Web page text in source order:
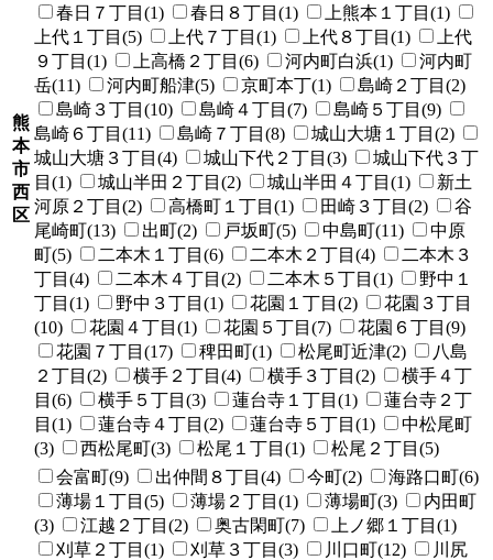
熊
本
市
西
区
春日７丁目(1)
春日８丁目(1)
上熊本１丁目(1)
上代１丁目(5)
上代７丁目(1) 上代８丁目(1)
上代
９丁目(1)
上高橋２丁目(6) 河内町白浜(1)
河内町
岳(11)
河内町船津(5) 京町本丁(1)
島崎２丁目(2)
島崎３丁目(10)
島崎４丁目(7)
島崎５丁目(9)
島崎６丁目(11)
島崎７丁目(8)
城山大塘１丁目(2)
城山大塘３丁目(4)
城山下代２丁目(3)
城山下代３丁
目(1)
城山半田２丁目(2) 城山半田４丁目(1)
新土
河原２丁目(2)
高橋町１丁目(1) 田崎３丁目(2)
谷
尾崎町(13)
出町(2) 戸坂町(5) 中島町(11)
中原
町(5)
二本木１丁目(6) 二本木２丁目(4)
二本木３
丁目(4)
二本木４丁目(2) 二本木５丁目(1)
野中１
丁目(1)
野中３丁目(1) 花園１丁目(2)
花園３丁目
(10)
花園４丁目(1) 花園５丁目(7)
花園６丁目(9)
花園７丁目(17)
稗田町(1) 松尾町近津(2)
八島
２丁目(2)
横手２丁目(4) 横手３丁目(2)
横手４丁
目(6)
横手５丁目(3) 蓮台寺１丁目(1)
蓮台寺２丁
目(1)
蓮台寺４丁目(2) 蓮台寺５丁目(1)
中松尾町
(3)
西松尾町(3) 松尾１丁目(1) 松尾２丁目(5)
会富町(9) 出仲間８丁目(4) 今町(2)
海路口町(6)
薄場１丁目(5)
薄場２丁目(1) 薄場町(3)
内田町
(3)
江越２丁目(2) 奥古閑町(7)
上ノ郷１丁目(1)
刈草２丁目(1)
刈草３丁目(3) 川口町(12)
川尻